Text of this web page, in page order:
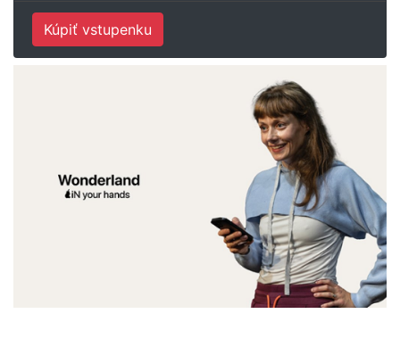
Kúpiť vstupenku